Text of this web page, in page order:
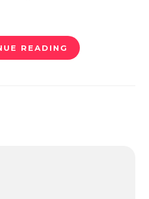
READING